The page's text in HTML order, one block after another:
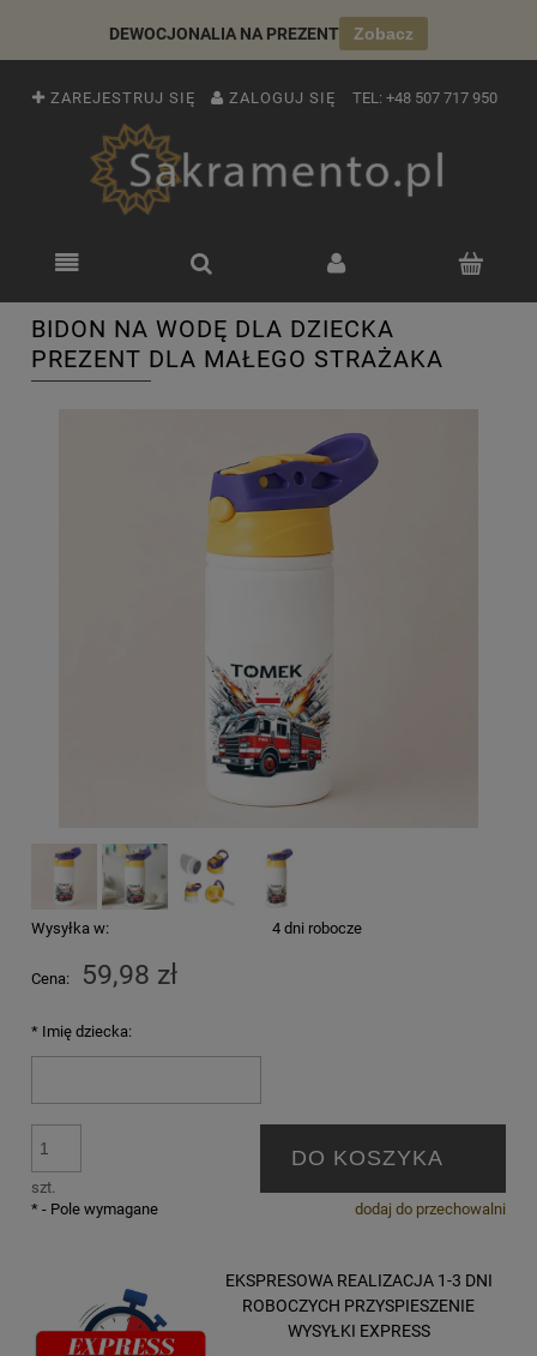
DEWOCJONALIA NA PREZENT Zobacz
ZAREJESTRUJ SIĘ ZALOGUJ SIĘ TEL: +48 507 717 950
BIDON NA WODĘ DLA DZIECKA
PREZENT DLA MAŁEGO STRAŻAKA
Wysyłka w: 4 dni robocze
Cena: 59,98 zł
* Imię dziecka:
szt.
DO KOSZYKA
dodaj do przechowalni
* - Pole wymagane
EKSPRESOWA REALIZACJA 1-3 DNI
ROBOCZYCH PRZYSPIESZENIE
WYSYŁKI EXPRESS